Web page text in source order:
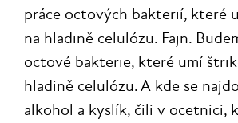
práce octových bakterií, které
na hladině celulózu. Fajn.
octové bakterie, které umí
hladině celulózu. A kde se
alkohol a kyslík, čili v ocetnici,